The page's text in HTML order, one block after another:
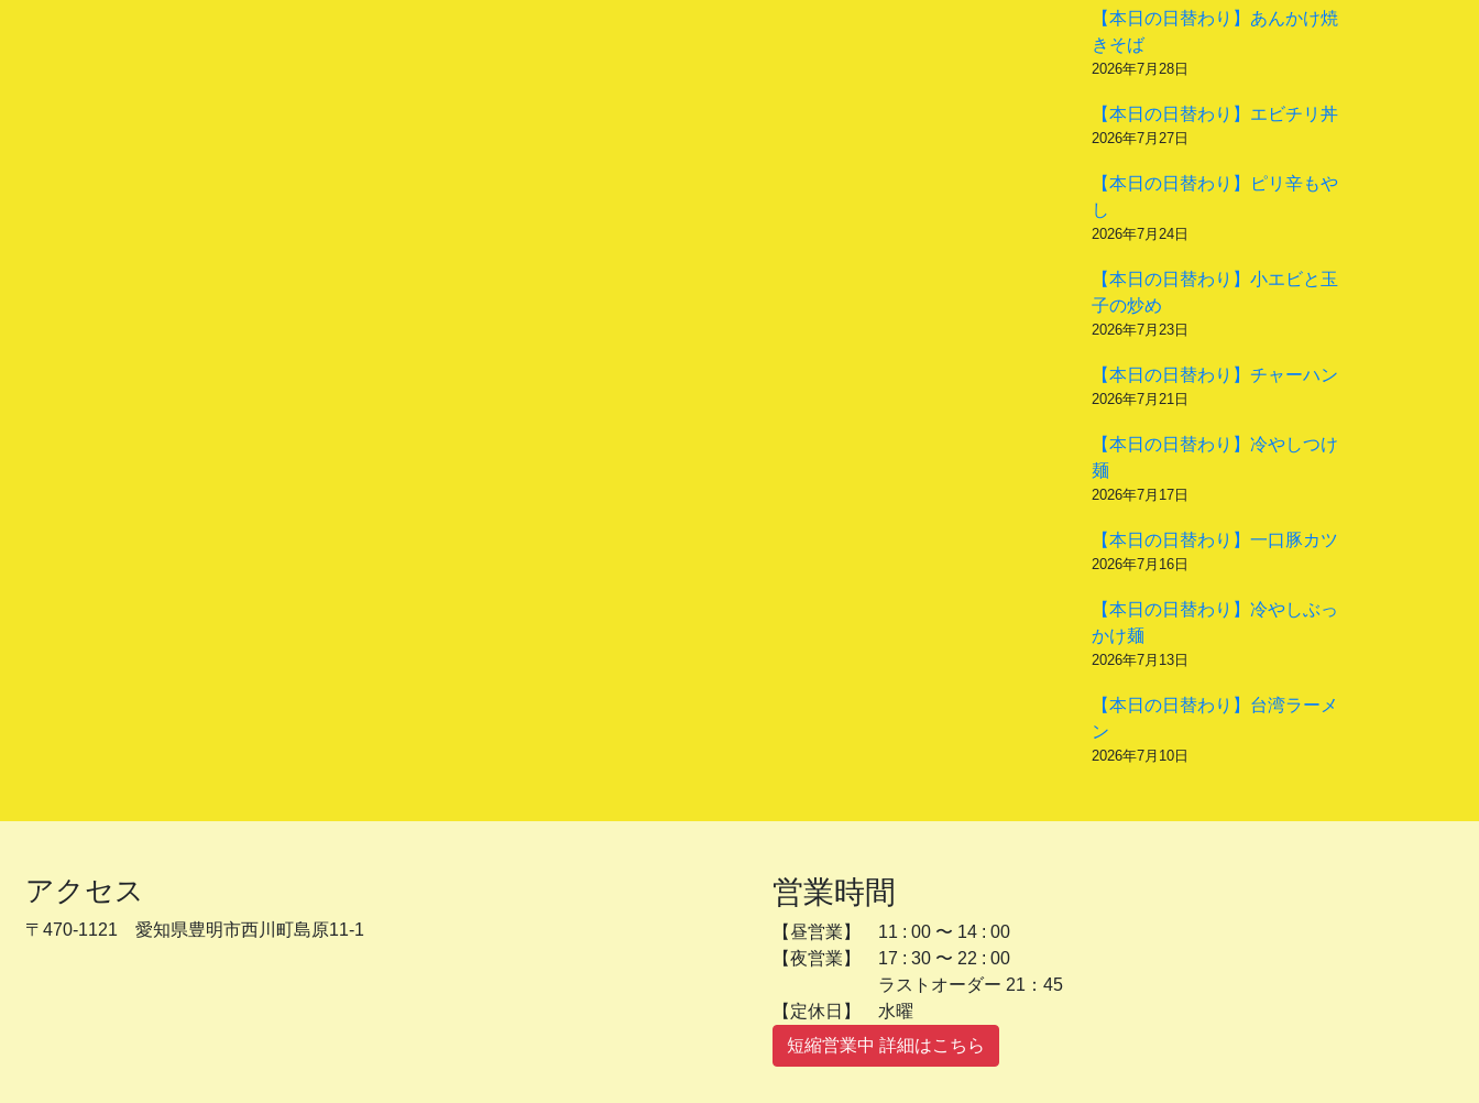
【本日の日替わり】あんかけ焼
きそば
2026年7月28日
【本日の日替わり】エビチリ丼
2026年7月27日
【本日の日替わり】ピリ辛もや
し
2026年7月24日
【本日の日替わり】小エビと玉
子の炒め
2026年7月23日
【本日の日替わり】チャーハン
2026年7月21日
【本日の日替わり】冷やしつけ
麺
2026年7月17日
【本日の日替わり】一口豚カツ
2026年7月16日
【本日の日替わり】冷やしぶっ
かけ麺
2026年7月13日
【本日の日替わり】台湾ラーメ
ン
2026年7月10日
アクセス
〒470-1121 愛知県豊明市西川町島原11-1
営業時間
【昼営業】 11 : 00 〜 14 : 00
【夜営業】 17 : 30 〜 22 : 00
ラストオーダー 21：45
【定休日】 水曜
短縮営業中 詳細はこちら